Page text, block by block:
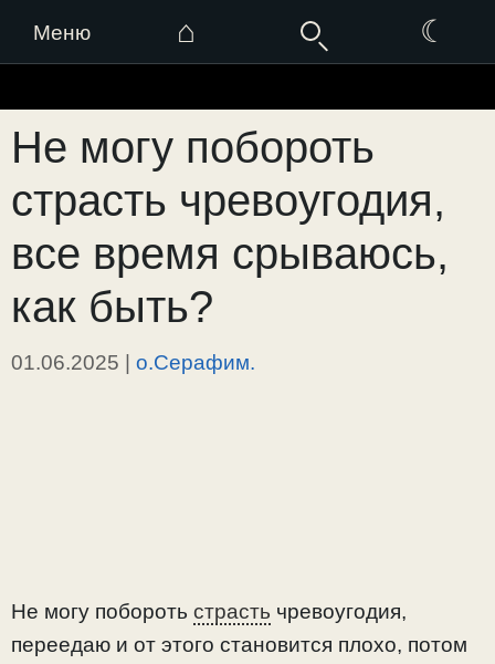
Меню ⌂ ☾
к
содержимому
Не могу побороть
страсть чревоугодия,
все время срываюсь,
как быть?
01.06.2025 | о.Серафим.
Не могу побороть страсть чревоугодия,
переедаю и от этого становится плохо, потом